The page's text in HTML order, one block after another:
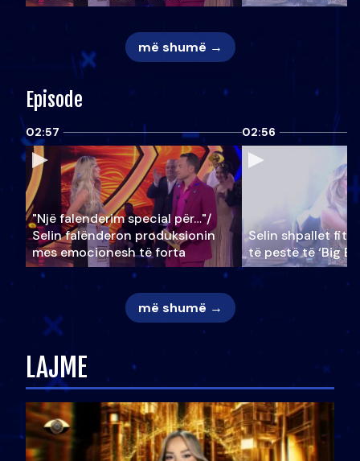
më shumë →
Episode
02:57
"Një falenderim special për…"/
Selin falënderon produksionin
mes emocionesh të forta
02:56
Selin shpallet
të pestë të ‘Big
më shumë →
LAJME